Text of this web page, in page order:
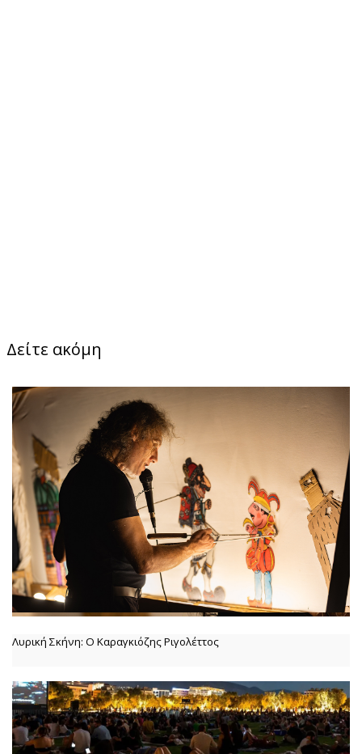
Δείτε ακόμη
Λυρική Σκήνη: Ο Καραγκιόζης Ριγολέττος